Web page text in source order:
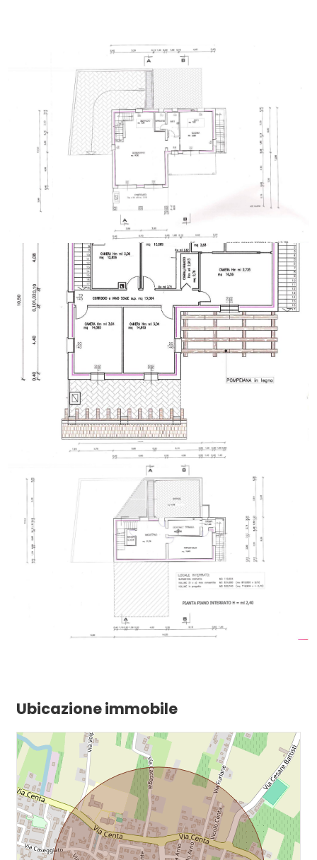
Ubicazione immobile